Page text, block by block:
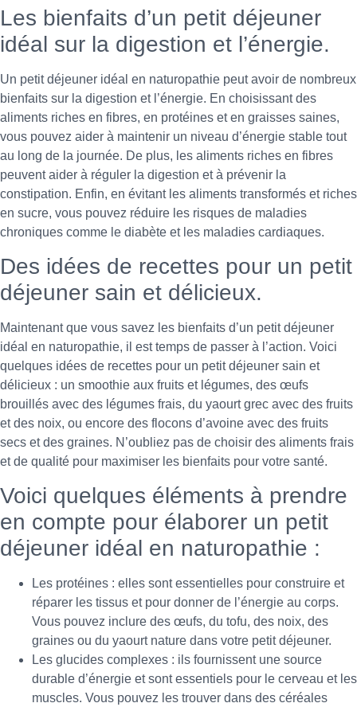
Les bienfaits d’un petit déjeuner
idéal sur la digestion et l’énergie.
Un petit déjeuner idéal en naturopathie peut avoir de nombreux
bienfaits sur la digestion et l’énergie. En choisissant des
aliments riches en fibres, en protéines et en graisses saines,
vous pouvez aider à maintenir un niveau d’énergie stable tout
au long de la journée. De plus, les aliments riches en fibres
peuvent aider à réguler la digestion et à prévenir la
constipation. Enfin, en évitant les aliments transformés et riches
en sucre, vous pouvez réduire les risques de maladies
chroniques comme le diabète et les maladies cardiaques.
Des idées de recettes pour un petit
déjeuner sain et délicieux.
Maintenant que vous savez les bienfaits d’un petit déjeuner
idéal en naturopathie, il est temps de passer à l’action. Voici
quelques idées de recettes pour un petit déjeuner sain et
délicieux : un smoothie aux fruits et légumes, des œufs
brouillés avec des légumes frais, du yaourt grec avec des fruits
et des noix, ou encore des flocons d’avoine avec des fruits
secs et des graines. N’oubliez pas de choisir des aliments frais
et de qualité pour maximiser les bienfaits pour votre santé.
Voici quelques éléments à prendre
en compte pour élaborer un petit
déjeuner idéal en naturopathie :
Les protéines : elles sont essentielles pour construire et
réparer les tissus et pour donner de l’énergie au corps.
Vous pouvez inclure des œufs, du tofu, des noix, des
graines ou du yaourt nature dans votre petit déjeuner.
Les glucides complexes : ils fournissent une source
durable d’énergie et sont essentiels pour le cerveau et les
muscles. Vous pouvez les trouver dans des céréales